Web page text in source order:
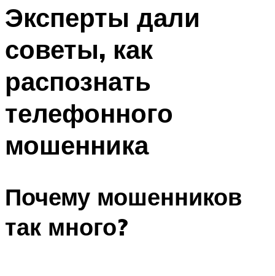
Эксперты дали
советы, как
распознать
телефонного
мошенника
Почему мошенников
так много?